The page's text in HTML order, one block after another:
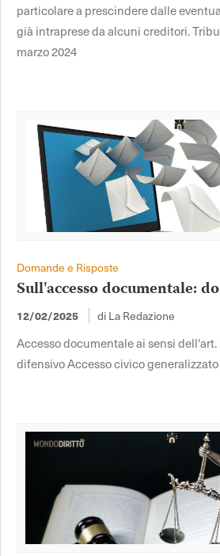
particolare a prescindere dalle
già intraprese da alcuni creditori.
marzo 2024
Domande e Risposte
Sull'accesso documentale:
12/02/2025 di La Redazione
Accesso documentale ai sensi dell'art.
difensivo Accesso civico generalizzato